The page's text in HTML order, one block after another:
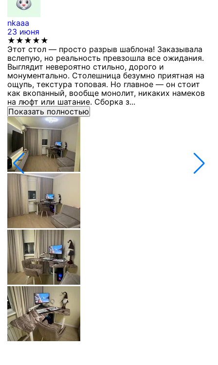
nkaaa
23 июня
★★★★★
Этот стол — просто разрыв шаблона! Заказывала
вслепую, но реальность превзошла все ожидания.
Выглядит невероятно стильно, дорого и
монументально. Столешница безумно приятная на
ощупь, текстура топовая. Но главное — он стоит
как вкопанный, вообще монолит, никаких намеков
на люфт или шатание. Сборка з...
Показать полностью